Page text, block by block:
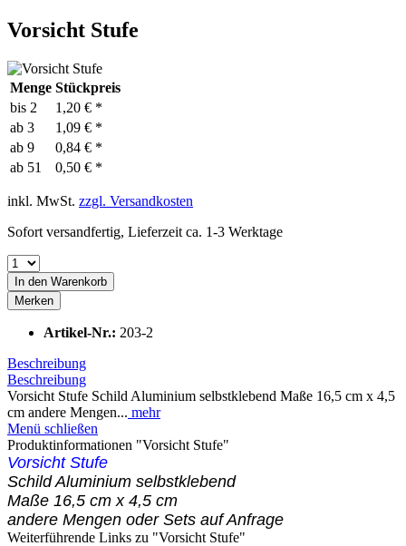
Vorsicht Stufe
Menge Stückpreis
bis 2
1,20 € *
ab 3
1,09 € *
ab 9
0,84 € *
ab 51 0,50 € *
inkl. MwSt. zzgl. Versandkosten
Sofort versandfertig, Lieferzeit ca. 1-3 Werktage
In den Warenkorb
Merken
Artikel-Nr.: 203-2
Beschreibung
Beschreibung
Vorsicht Stufe Schild Aluminium selbstklebend Maße 16,5 cm x 4,5
cm andere Mengen... mehr
Menü schließen
Produktinformationen "Vorsicht Stufe"
Vorsicht Stufe
Schild Aluminium selbstklebend
Maße 16,5 cm x 4,5 cm
andere Mengen oder Sets auf Anfrage
Weiterführende Links zu "Vorsicht Stufe"